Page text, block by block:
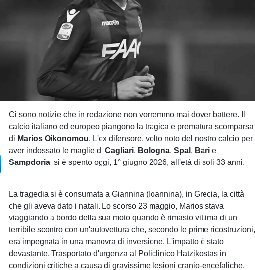
Ci sono notizie che in redazione non vorremmo mai dover battere. Il
calcio italiano ed europeo piangono la tragica e prematura scomparsa
di Marios Oikonomou. L'ex difensore, volto noto del nostro calcio per
aver indossato le maglie diCagliari, Bologna,Spal , Barie
Sampdoria, si è spento oggi, 1° giugno 2026, all'età di soli 33 anni.
La tragedia si è consumata a Giannina (Ioannina), in Grecia, la città
che gli aveva dato i natali. Lo scorso 23 maggio, Marios stava
viaggiando a bordo della sua moto quando è rimasto vittima di un
terribile scontro con un'autovettura che, secondo le prime ricostruzioni,
era impegnata in una manovra di inversione. L'impatto è stato
devastante. Trasportato d'urgenza al Policlinico Hatzikostas in
condizioni critiche a causa di gravissime lesioni cranio-encefaliche,